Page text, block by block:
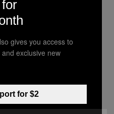
Be
Brain, New
gives you access to
exclusive new
for $2